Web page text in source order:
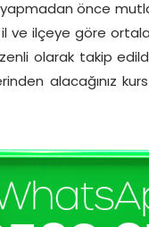
önce
ve ilçeye göre
olarak takip
alacağınız